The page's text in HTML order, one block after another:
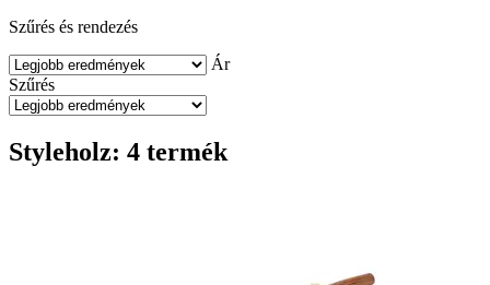
Szűrés és rendezés
Ár
Szűrés
Styleholz: 4 termék